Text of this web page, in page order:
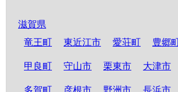
滋賀県
竜王町
東近江市 愛荘町 豊郷
甲良町 守山市 栗東市 大津市
多賀町 彦根市 野洲市 長浜市